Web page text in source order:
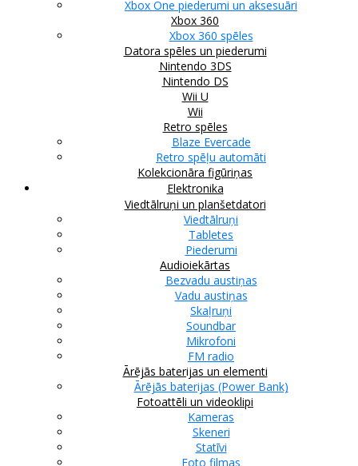
Xbox One piederumi un aksesuāri
Xbox 360
Xbox 360 spēles
Datora spēles un piederumi
Nintendo 3DS
Nintendo DS
Wii U
Wii
Retro spēles
Blaze Evercade
Retro spēļu automāti
Kolekcionāra figūriņas
Elektronika
Viedtālruņi un planšetdatori
Viedtālruņi
Tabletes
Piederumi
Audioiekārtas
Bezvadu austiņas
Vadu austiņas
Skaļruņi
Soundbar
Mikrofoni
FM radio
Ārējās baterijas un elementi
Ārējās baterijas (Power Bank)
Fotoattēli un videoklipi
Kameras
Skeneri
Statīvi
Foto filmas